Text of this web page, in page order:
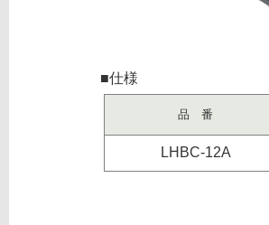
■仕様
品 番
LHBC-12A